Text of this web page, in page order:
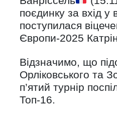
поєдинку за вхід у
поступилася
Європи-2025
Відзначимо, що
Орліковського та
п’ятий турнір
Топ-16.